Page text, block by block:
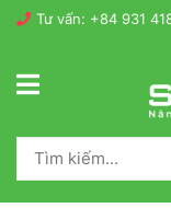
Tư vấn: +84 931